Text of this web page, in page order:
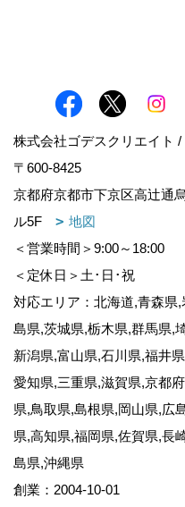
株式会社ゴデスクリエイト /
〒600-8425
京都府京都市下京区高辻通
ル5F
地図
＜営業時間＞9:00～18:00
＜定休日＞土･日･祝
対応エリア：北海道,青森県
島県,茨城県,栃木県,群馬県,
新潟県,富山県,石川県,福井
愛知県,三重県,滋賀県,京都
県,鳥取県,島根県,岡山県,広
県,高知県,福岡県,佐賀県,長
島県,沖縄県
創業：2004-10-01